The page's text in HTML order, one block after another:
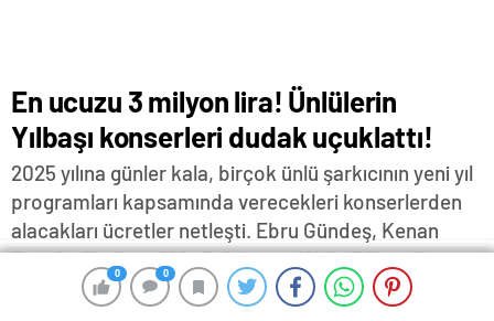
0 0
0 0
0 0
0 0
0 0
ABONE OL News Aralık 23, 2024 22:14
0 0